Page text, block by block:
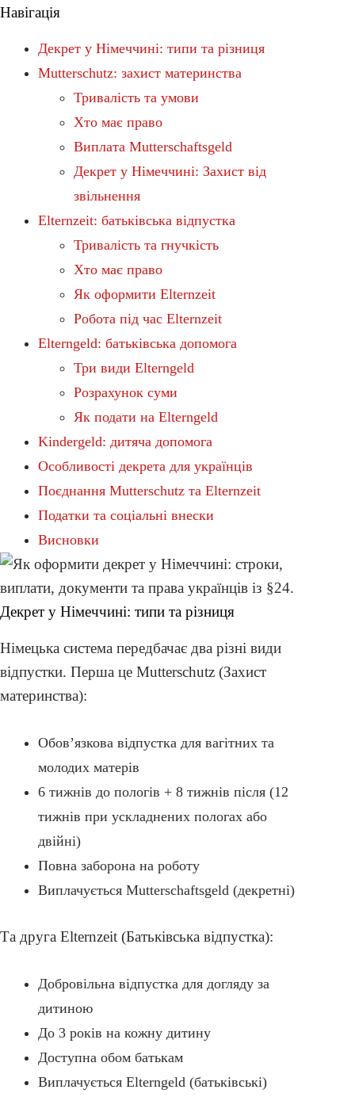
Навігація
Декрет у Німеччині: типи та різниця
Mutterschutz: захист материнства
Тривалість та умови
Хто має право
Виплата Mutterschaftsgeld
Декрет у Німеччині: Захист від
звільнення
Elternzeit: батьківська відпустка
Тривалість та гнучкість
Хто має право
Як оформити Elternzeit
Робота під час Elternzeit
Elterngeld: батьківська допомога
Три види Elterngeld
Розрахунок суми
Як подати на Elterngeld
Kindergeld: дитяча допомога
Особливості декрета для українців
Поєднання Mutterschutz та Elternzeit
Податки та соціальні внески
Висновки
Декрет у Німеччині: типи та різниця
Німецька система передбачає два різні види
відпустки. Перша це Mutterschutz (Захист
материнства):
Обов’язкова відпустка для вагітних та
молодих матерів
6 тижнів до пологів + 8 тижнів після (12
тижнів при ускладнених пологах або
двійні)
Повна заборона на роботу
Виплачується Mutterschaftsgeld (декретні)
Та друга Elternzeit (Батьківська відпустка):
Добровільна відпустка для догляду за
дитиною
До 3 років на кожну дитину
Доступна обом батькам
Виплачується Elterngeld (батьківські)